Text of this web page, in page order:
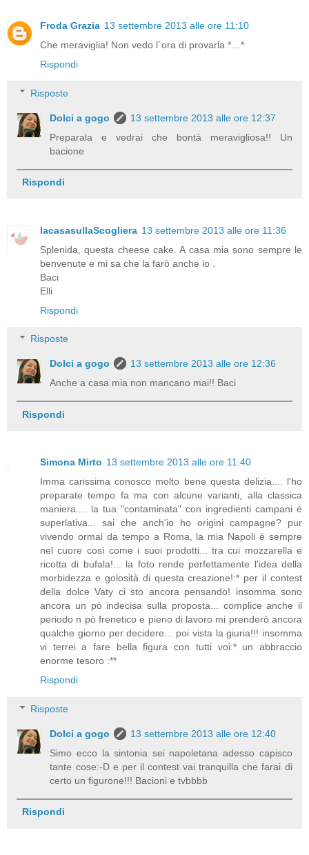
Froda Grazia 13 settembre 2013 alle ore 11:10
Che meraviglia! Non vedo l´ora di provarla *…*
Rispondi
Risposte
Dolci a gogo
13 settembre 2013 alle ore 12:37
Preparala e vedrai che bontà meravigliosa!! Un
bacione
Rispondi
lacasasullaScogliera 13 settembre 2013 alle ore 11:36
Splenida, questa cheese cake. A casa mia sono sempre le
benvenute e mi sa che la farò anche io .
Baci
Elli
Rispondi
Risposte
Dolci a gogo
13 settembre 2013 alle ore 12:36
Anche a casa mia non mancano mai!! Baci
Rispondi
Simona Mirto 13 settembre 2013 alle ore 11:40
Imma carissima conosco molto bene questa delizia.... l'ho
preparate tempo fa ma con alcune varianti, alla classica
maniera.... la tua "contaminata" con ingredienti campani è
superlativa... sai che anch'io ho origini campagne? pur
vivendo ormai da tempo a Roma, la mia Napoli è sempre
nel cuore così come i suoi prodotti... tra cui mozzarella e
ricotta di bufala!... la foto rende perfettamente l'idea della
morbidezza e golosità di questa creazione!:* per il contest
della dolce Vaty ci sto ancora pensando! insomma sono
ancora un pò indecisa sulla proposta... complice anche il
periodo n pò frenetico e pieno di lavoro mi prenderò ancora
qualche giorno per decidere... poi vista la giuria!!! insomma
vi terrei a fare bella figura con tutti voi:* un abbraccio
enorme tesoro :**
Rispondi
Risposte
Dolci a gogo
13 settembre 2013 alle ore 12:40
Simo ecco la sintonia sei napoletana adesso capisco
tante cose:-D e per il contest vai tranquilla che farai di
certo un figurone!!! Bacioni e tvbbbb
Rispondi